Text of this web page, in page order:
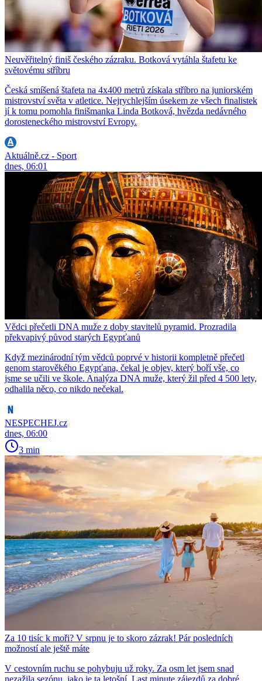
Neuvěřitelný finiš českého zázraku. Botková vytáhla štafetu ke
světovému stříbru
Česká smíšená štafeta na 4x400 metrů získala stříbro na juniorském
mistrovství světa v atletice. Nejrychlejším úsekem ze všech finalistek
jí k tomu pomohla finišmanka Linda Botková, hvězda nedávného
dorosteneckého mistrovství Evropy.
Aktuálně.cz - Sport
dnes, 06:01
Vědci přečetli DNA muže z doby stavitelů pyramid. Prozradila
překvapivý původ starých Egypťanů
Když mezinárodní tým vědců poprvé v historii kompletně přečetl
genom starověkého Egypťana, čekal je objev, který boří vše, co
jsme se učili ve škole. Analýza DNA muže, který žil před 4 500 lety,
odhalila něco, co nikdo nečekal.
NESPECHEJ.cz
dnes, 06:00
3 min
Za 10 tisíc k moři? V srpnu je to skoro zázrak! Pár posledních
možností ale ještě máte
V cestovním ruchu se pohybuju už roky. Za osm let jsem snad
nezažila sezónu, jako je ta letošní. Last minute zájezdů za dobré